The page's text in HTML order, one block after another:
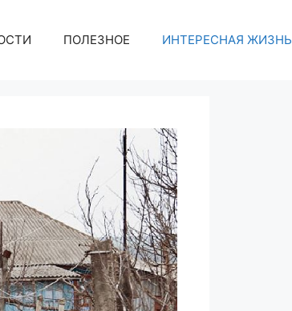
ПОЛЕЗНОЕ ИНТЕРЕСНАЯ ЖИЗНЬ